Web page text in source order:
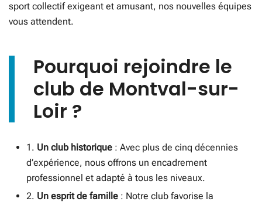
sport collectif exigeant et amusant, nos nouvelles équipes
vous attendent.
Pourquoi rejoindre le
club de Montval-sur-
Loir ?
1. Un club historique : Avec plus de cinq décennies
d’expérience, nous offrons un encadrement
professionnel et adapté à tous les niveaux.
2. Un esprit de famille : Notre club favorise la